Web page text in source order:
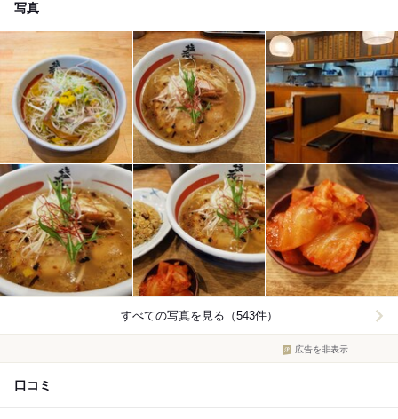
写真
すべての写真を見る（543件）
広告を非表示
口コミ